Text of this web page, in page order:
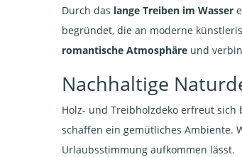
Durch das lange Treiben im Wasser
begründet, die an moderne
romantische Atmosphäre und
Nachhaltige
Holz- und Treibholzdeko erfreut
schaffen ein gemütliches Ambiente.
Urlaubsstimmung aufkommen lässt.